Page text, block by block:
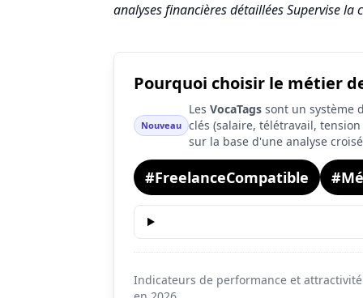
analyses financières détaillées Supervise
Pourquoi choisir le métier
Nouveau
Les VocaTags sont un système
clés (salaire, télétravail,
sur la base d'une analyse
#FreelanceCompatible
Indicateurs de performance et
Synthèse des scores du métier Expert-
Indicateur
Attractivité globale
Tension du marché
Salaire
Conditions de travail